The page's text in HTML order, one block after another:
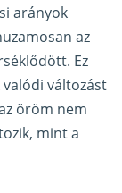
arányok
az
Ez
valódi változást
öröm nem
mint a